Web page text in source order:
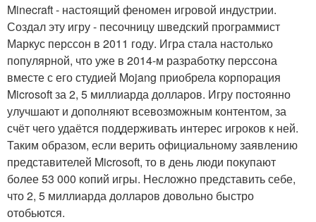
Minecraft - настоящий феномен игровой индустрии.
Создал эту игру - песочницу шведский программист
Маркус перссон в 2011 году. Игра стала настолько
популярной, что уже в 2014-м разработку перссона
вместе с его студией Mojang приобрела корпорация
Microsoft за 2, 5 миллиарда долларов. Игру постоянно
улучшают и дополняют всевозможным контентом, за
счёт чего удаётся поддерживать интерес игроков к ней.
Таким образом, если верить официальному заявлению
представителей Microsoft, то в день люди покупают
более 53 000 копий игры. Несложно представить себе,
что 2, 5 миллиарда долларов довольно быстро
отобьются.